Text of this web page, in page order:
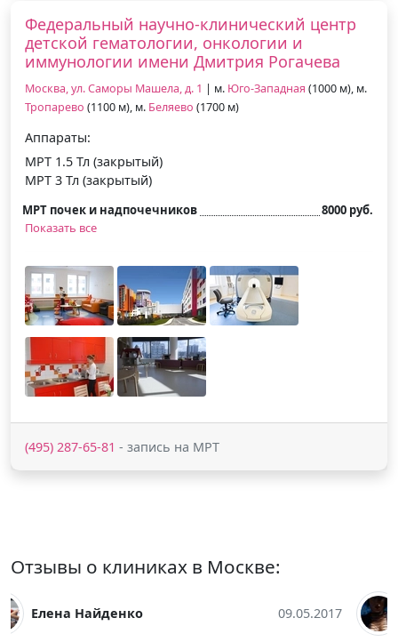
Федеральный научно-клинический центр
детской гематологии, онкологии и
иммунологии имени Дмитрия Рогачева
Москва, ул. Саморы Машела, д. 1 | м. Юго-Западная (1000 м), м.
Тропарево (1100 м), м. Беляево (1700 м)
Аппараты:
МРТ 1.5 Тл (закрытый)
МРТ 3 Тл (закрытый)
МРТ почек и надпочечников
8000 руб.
Показать все
(495) 287-65-81 - запись на МРТ
Отзывы о клиниках в Москве:
Саша Никитина 09.05.2017